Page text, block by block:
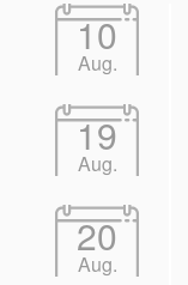
10
Aug.
19
Aug.
20
Aug.